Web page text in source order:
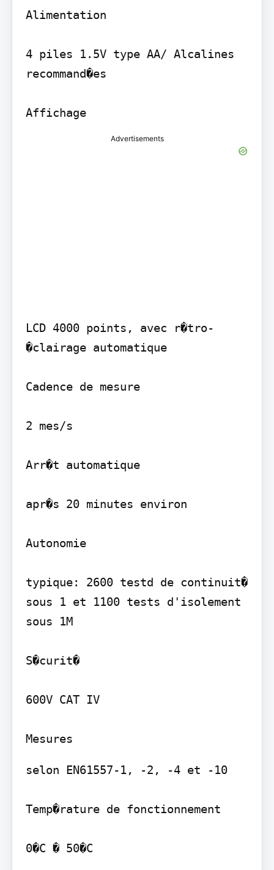
Alimentation
4 piles 1.5V type AA/ Alcalines
recommand�es
Affichage
Advertisements
LCD 4000 points, avec r�tro-
�clairage automatique
Cadence de mesure
2 mes/s
Arr�t automatique
apr�s 20 minutes environ
Autonomie
typique: 2600 testd de continuit�
sous 1 et 1100 tests d'isolement
sous 1M
S�curit�
600V CAT IV
selon EN61557-1, -2, -4 et -10
Temp�rature de fonctionnement
0�C � 50�C